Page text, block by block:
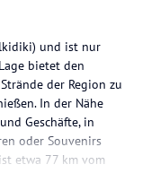
und ist nur
bietet den
der Region zu
In der Nähe
Geschäfte, in
oder Souvenirs
etwa 77 km vom